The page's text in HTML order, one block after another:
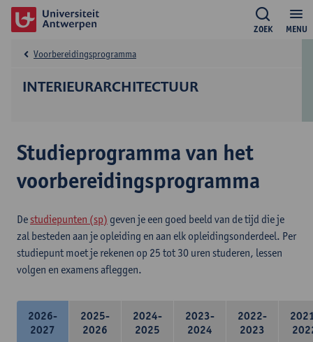
MENU
ZOEK
INTERIEURARCHITECTUUR
Voorbereidingsprogramma
Studieprogramma van het
voorbereidingsprogramma
De studiepunten (sp) geven je een goed beeld van de tijd die je
zal besteden aan je opleiding en aan elk opleidingsonderdeel. Per
studiepunt moet je rekenen op 25 tot 30 uren studeren, lessen
volgen en examens afleggen.
2026-
2027
2025-
2026
2024-
2025
2023-
2024
2022-
2023